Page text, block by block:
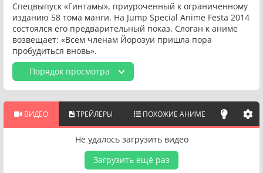
Спецвыпуск «Гинтамы», приуроченный к ограниченному
изданию 58 тома манги. На Jump Special Anime Festa 2014
состоялся его предварительный показ. Слоган к аниме
возвещает: «Всем членам Йорозуи пришла пора
пробудиться вновь».
Порядок просмотра
ВИДЕО ТРЕЙЛЕРЫ ПОХОЖИЕ АНИМЕ
Не удалось загрузить видео
Загрузить ещё раз